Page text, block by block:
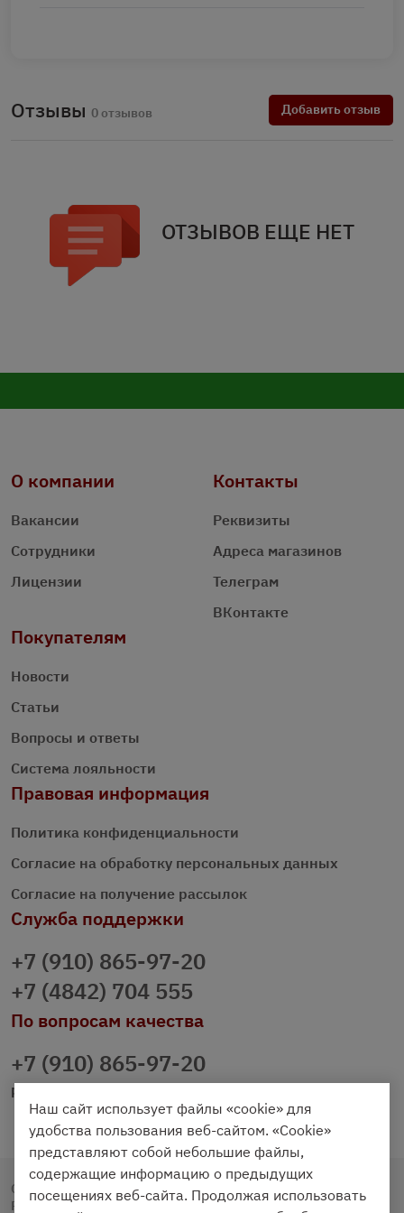
Отзывы 0 отзывов Добавить отзыв
ОТЗЫВОВ ЕЩЕ НЕТ
О компании
Вакансии
Сотрудники
Лицензии
Контакты
Реквизиты
Адреса магазинов
Телеграм
ВКонтакте
Покупателям
Новости
Статьи
Вопросы и ответы
Система лояльности
Правовая информация
Политика конфиденциальности
Согласие на обработку персональных данных
Согласие на получение рассылок
Служба поддержки
+7 (910) 865-97-20
+7 (4842) 704 555
По вопросам качества
+7 (910) 865-97-20
prazdnichniy40@palmi.ru
Copyright © 2020 - 2026. Праздничный Стол.
Разработка и продвижение - Vegas Studio
Наш сайт использует файлы «cookie» для
удобства пользования веб-сайтом. «Cookie»
представляют собой небольшие файлы,
содержащие информацию о предыдущих
посещениях веб-сайта. Продолжая использовать